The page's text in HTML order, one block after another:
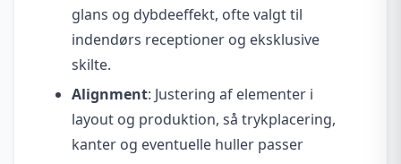
glans og dybdeeffekt, ofte valgt til
indendørs receptioner og eksklusive
skilte.
Alignment: Justering af elementer i
layout og produktion, så trykplacering,
kanter og eventuelle huller passer